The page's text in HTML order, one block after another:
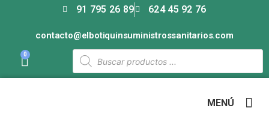
91 795 26 89 624 45 92 76
contacto@elbotiquinsuministrossanitarios.com
0
MENÚ